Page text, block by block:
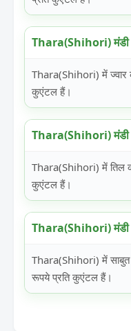
Thara(Shihori) मंडी में
Thara(Shihori) में
कुएंटल हैं।
Thara(Shihori) मंडी
Thara(Shihori) में तिल
कुएंटल हैं।
Thara(Shihori) मंडी
Thara(Shihori) में
रूपये प्रति कुएंटल हैं।